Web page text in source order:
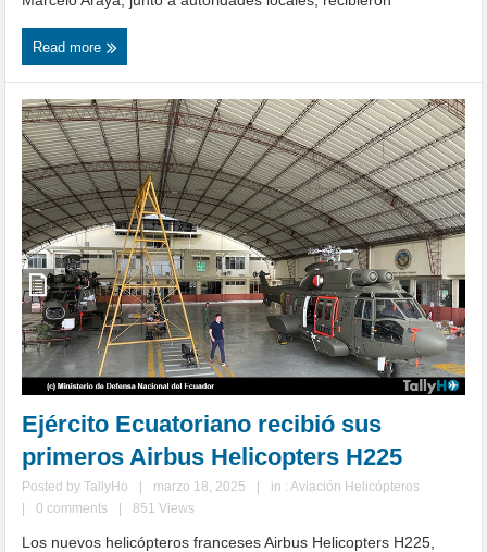
Read more
Ejército Ecuatoriano recibió sus
primeros Airbus Helicopters H225
Posted byTallyHo | marzo 18, 2025 | in :Aviación Helicópteros
|
0 comments | 851 Views
Los nuevos helicópteros franceses Airbus Helicopters H225,